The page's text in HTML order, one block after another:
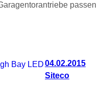
passen
04.02.2015
Siteco